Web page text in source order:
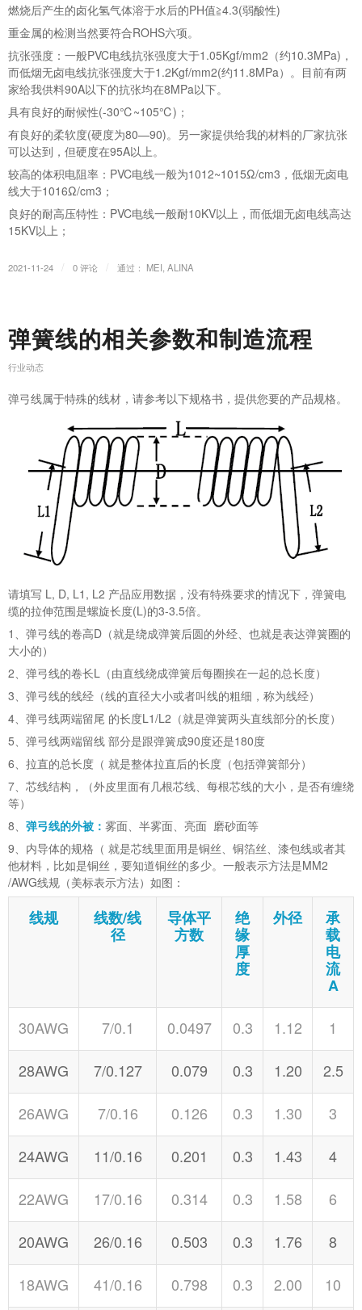
燃烧后产生的卤化氢气体溶于水后的PH值≧4.3(弱酸性)
重金属的检测当然要符合ROHS六项。
抗张强度：一般PVC电线抗张强度大于1.05Kgf/mm2（约10.3MPa)，
而低烟无卤电线抗张强度大于1.2Kgf/mm2(约11.8MPa）。目前有两
家给我供料90A以下的抗张均在8MPa以下。
具有良好的耐候性(-30℃~105℃)；
有良好的柔软度(硬度为80—90)。另一家提供给我的材料的厂家抗张
可以达到，但硬度在95A以上。
较高的体积电阻率：PVC电线一般为1012~1015Ω/cm3，低烟无卤电
线大于1016Ω/cm3；
良好的耐高压特性：PVC电线一般耐10KV以上，而低烟无卤电线高达
15KV以上；
2021-11-24 0 评论 通过： MEI, ALINA
弹簧线的相关参数和制造流程
行业动态
弹弓线属于特殊的线材，请参考以下规格书，提供您要的产品规格。
请填写 L, D, L1, L2 产品应用数据，没有特殊要求的情况下，弹簧电
缆的拉伸范围是螺旋长度(L)的3-3.5倍。
1、弹弓线的卷高D（就是绕成弹簧后圆的外经、也就是表达弹簧圈的
大小的）
2、弹弓线的卷长L（由直线绕成弹簧后每圈挨在一起的总长度）
3、弹弓线的线经（线的直径大小或者叫线的粗细，称为线经）
4、弹弓线两端留尾 的长度L1/L2（就是弹簧两头直线部分的长度）
5、弹弓线两端留线 部分是跟弹簧成90度还是180度
6、拉直的总长度（ 就是整体拉直后的长度（包括弹簧部分）
7、芯线结构，（外皮里面有几根芯线、每根芯线的大小，是否有缠绕
等）
8、 弹弓线的外被： 雾面、半雾面、亮面 磨砂面等
9、内导体的规格（ 就是芯线里面用是铜丝、铜箔丝、漆包线或者其
他材料，比如是铜丝，要知道铜丝的多少。一般表示方法是MM2
/AWG线规（美标表示方法）如图：
线规 线数/线
径
导体平
方数
绝
缘
厚
度
外径
承
载
电
流
A
30AWG
7/0.1 0.0497 0.3 1.12 1
28AWG 7/0.127 0.079 0.3 1.20 2.5
26AWG 7/0.16 0.126 0.3 1.30 3
24AWG 11/0.16 0.201 0.3 1.43 4
22AWG 17/0.16 0.314 0.3 1.58 6
20AWG 26/0.16 0.503 0.3 1.76 8
18AWG 41/0.16 0.798 0.3 2.00 10